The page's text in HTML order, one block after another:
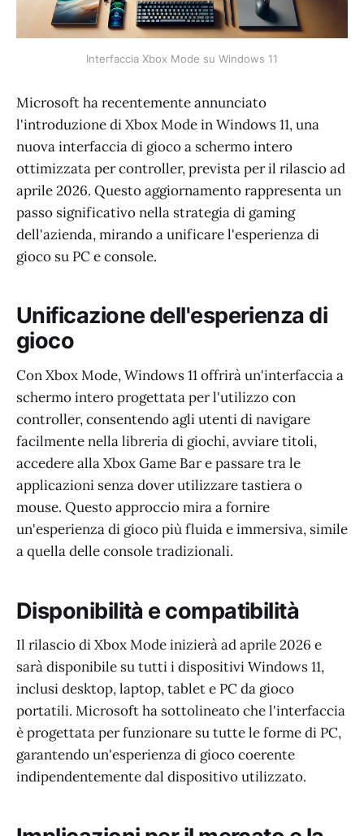
Interfaccia Xbox Mode su Windows 11
Microsoft ha recentemente annunciato
l'introduzione di Xbox Mode in Windows 11, una
nuova interfaccia di gioco a schermo intero
ottimizzata per controller, prevista per il rilascio ad
aprile 2026. Questo aggiornamento rappresenta un
passo significativo nella strategia di gaming
dell'azienda, mirando a unificare l'esperienza di
gioco su PC e console.
Unificazione dell'esperienza di
gioco
Con Xbox Mode, Windows 11 offrirà un'interfaccia a
schermo intero progettata per l'utilizzo con
controller, consentendo agli utenti di navigare
facilmente nella libreria di giochi, avviare titoli,
accedere alla Xbox Game Bar e passare tra le
applicazioni senza dover utilizzare tastiera o
mouse. Questo approccio mira a fornire
un'esperienza di gioco più fluida e immersiva, simile
a quella delle console tradizionali.
Disponibilità e compatibilità
Il rilascio di Xbox Mode inizierà ad aprile 2026 e
sarà disponibile su tutti i dispositivi Windows 11,
inclusi desktop, laptop, tablet e PC da gioco
portatili. Microsoft ha sottolineato che l'interfaccia
è progettata per funzionare su tutte le forme di PC,
garantendo un'esperienza di gioco coerente
indipendentemente dal dispositivo utilizzato.